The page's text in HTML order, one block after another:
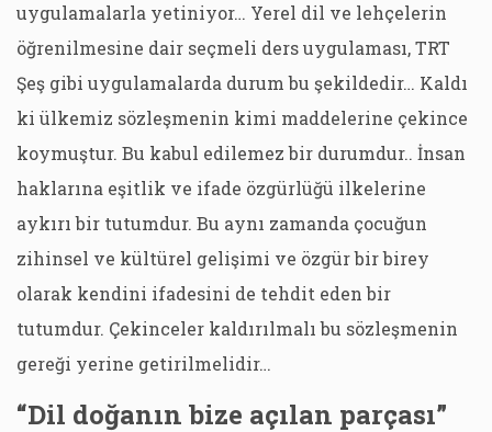
uygulamalarla yetiniyor… Yerel dil ve lehçelerin
öğrenilmesine dair seçmeli ders uygulaması, TRT
Şeş gibi uygulamalarda durum bu şekildedir… Kaldı
ki ülkemiz sözleşmenin kimi maddelerine çekince
koymuştur. Bu kabul edilemez bir durumdur.. İnsan
haklarına eşitlik ve ifade özgürlüğü ilkelerine
aykırı bir tutumdur. Bu aynı zamanda çocuğun
zihinsel ve kültürel gelişimi ve özgür bir birey
olarak kendini ifadesini de tehdit eden bir
tutumdur. Çekinceler kaldırılmalı bu sözleşmenin
gereği yerine getirilmelidir…
“Dil doğanın bize açılan parçası”